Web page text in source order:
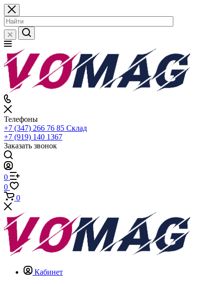
Телефоны
+7 (347) 266 76 85 Склад
+7 (919) 140 1367
Заказать звонок
0
0
0
Кабинет